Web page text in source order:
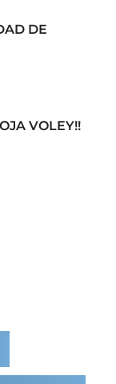
DE
VOLEY!!